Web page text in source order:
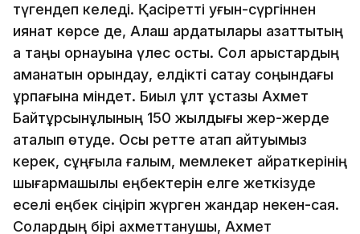
түгендеп келеді. Қасіретті қуғын-сүргіннен
қиянат көрсе де, Алаш ардақтылары азаттықтың
ақ таңы орнауына үлес қосты. Сол арыстардың
аманатын орындау, елдікті сақтау соңындағы
ұрпағына міндет. Биыл ұлт ұстазы Ахмет
Байтұрсынұлының 150 жылдығы жер-жерде
аталып өтуде. Осы ретте атап айтуымыз
керек, сұңғыла ғалым, мемлекет қайраткерінің
шығармашылық еңбектерін елге жеткізуде
еселі еңбек сіңіріп жүрген жандар некен-саяқ.
Солардың бірі ахметтанушы, Ахмет